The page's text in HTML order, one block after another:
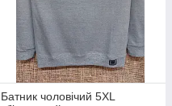
Батник чоловічий 5XL